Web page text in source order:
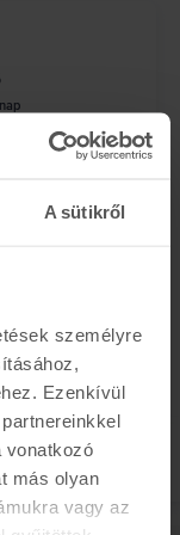
A sütikről
személyre
Ezenkívül
vonatkozó
más olyan
vagy az
Dual Sim